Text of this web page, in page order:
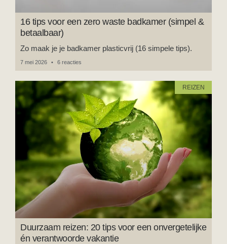
16 tips voor een zero waste badkamer (simpel &
betaalbaar)
Zo maak je je badkamer plasticvrij (16 simpele tips).
7 mei 2026 6 reacties
REIZEN
Duurzaam reizen: 20 tips voor een onvergetelijke
én verantwoorde vakantie